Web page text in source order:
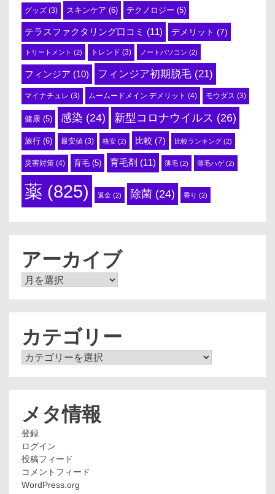
グッズ (3) スキンケア (6) テクノロジー (5)
テラスファクタリング口コミ (11) デメリット (7)
トリートメント (2) トレンド (3) ノートパソコン (2)
フィンジア (10) フィンジア初期脱毛 (21)
マイナチュレ (3) ムームードメイン デメリット (4) モウダス (3)
健康 (5) 感染 (24) 新型コロナウイルス (26)
旅行 (6) 最安値 (3) 格安 (2) 比較 (7) 比較ランキング (2)
災害対策 (4) 育毛 (5) 育毛剤 (11) 薄毛 (2) 薄毛ハゲ(2)
薬 (825) 返金 (2) 除菌 (24) 香り (2)
アーカイブ
ア
カテゴリー
カ
メタ情報
登録
ログイン
投稿フィード
コメントフィード
WordPress.org